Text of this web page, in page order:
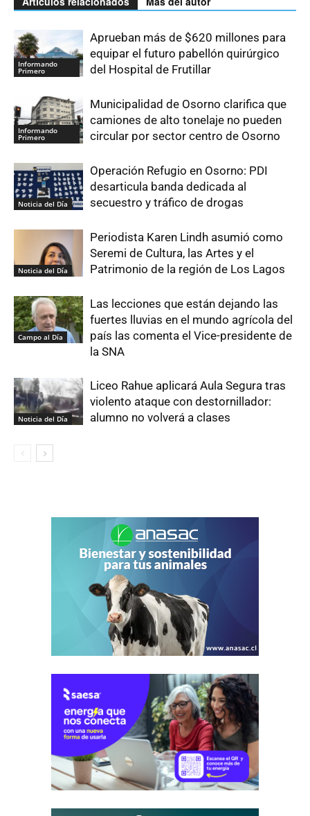
Informando
Primero
Aprueban más de $620 millones para
equipar el futuro pabellón quirúrgico
del Hospital de Frutillar
Informando
Primero
Municipalidad de Osorno clarifica que
camiones de alto tonelaje no pueden
circular por sector centro de Osorno
Noticia del Día
Operación Refugio en Osorno: PDI
desarticula banda dedicada al
secuestro y tráfico de drogas
Noticia del Día
Periodista Karen Lindh asumió como
Seremi de Cultura, las Artes y el
Patrimonio de la región de Los Lagos
Campo al Día
Las lecciones que están dejando las
fuertes lluvias en el mundo agrícola del
país las comenta el Vice-presidente de
la SNA
Noticia del Día
Liceo Rahue aplicará Aula Segura tras
violento ataque con destornillador:
alumno no volverá a clases